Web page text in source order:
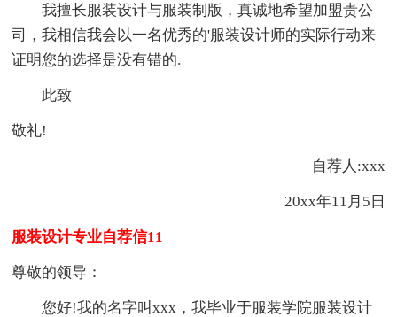
我擅长服装设计与服装制版，真诚地希望加盟贵公
司，我相信我会以一名优秀的'服装设计师的实际行动来
证明您的选择是没有错的.
此致
敬礼!
自荐人:xxx
20xx年11月5日
服装设计专业自荐信11
尊敬的领导：
您好!我的名字叫xxx，我毕业于服装学院服装设计